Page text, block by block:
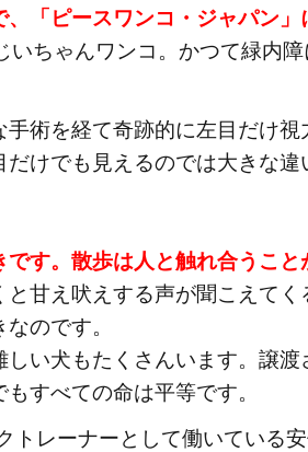
、「ピースワンコ・ジャパン」
いちゃんワンコ。かつて緑内障
術を経て奇跡的に左目だけ視
けでも見えるのでは大きな違
す。散歩は人と触れ合うこと
甘え吠えする声が聞こえてく
のです。
い犬もたくさんいます。譲渡
すべての命は平等です。
トレーナーとして働いている